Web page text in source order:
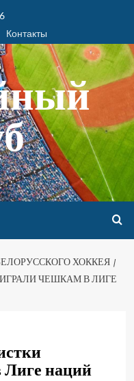
Контакты
ХОККЕЯ
ЧЕШКАМ В ЛИГЕ
наций